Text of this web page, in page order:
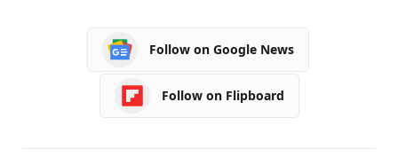
Follow on Google News
Follow on Flipboard